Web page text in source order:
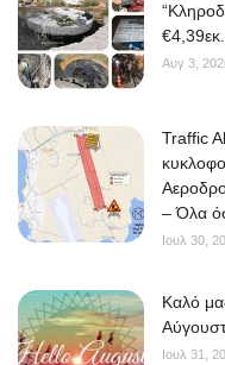
Αυγ 3,
Traffic
– Όλα
Ιουλ 30,
Kαλό
Ιουλ 31,